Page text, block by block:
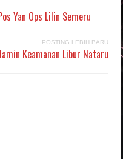
Yan Ops Lilin Semeru
POSTING LEBIH BARU
Keamanan Libur Nataru